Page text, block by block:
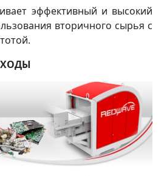
эффективный и высокий
вторичного сырья с